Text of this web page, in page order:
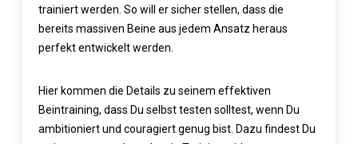
trainiert werden. So will er sicher stellen, dass die
bereits massiven Beine aus jedem Ansatz heraus
perfekt entwickelt werden.
Hier kommen die Details zu seinem effektiven
Beintraining, dass Du selbst testen solltest, wenn Du
ambitioniert und couragiert genug bist. Dazu findest Du